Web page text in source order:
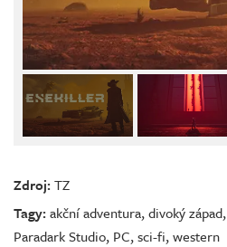
Zdroj:TZ
Tagy:akční adventura,divoký západ,
Paradark Studio, PC,sci-fi,western